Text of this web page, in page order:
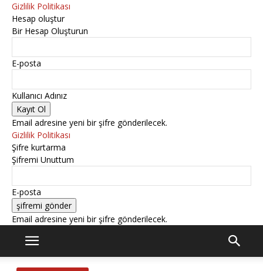
Gizlilik Politikası
Hesap oluştur
Bir Hesap Oluşturun
E-posta
Kullanıcı Adınız
Email adresine yeni bir şifre gönderilecek.
Gizlilik Politikası
Şifre kurtarma
Şifremi Unuttum
E-posta
Email adresine yeni bir şifre gönderilecek.